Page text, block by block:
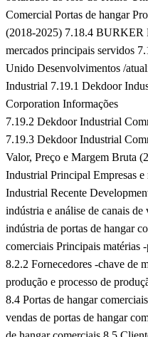
Comercial Portas de hangar
(2018-2025) 7.18.4 BURKER
mercados principais servidos
Unido Desenvolvimentos /
Industrial 7.19.1 Dekdoor
Corporation Informações
7.19.2 Dekdoor Industrial
7.19.3 Dekdoor Industrial
Valor, Preço e Margem Bruta
Industrial Principal Empresas e
Industrial Recente
indústria e análise de canais de
indústria de portas de hangar
comerciais Principais matérias
8.2.2 Fornecedores -chave de
produção e processo de
8.4 Portas de hangar
vendas de portas de hangar